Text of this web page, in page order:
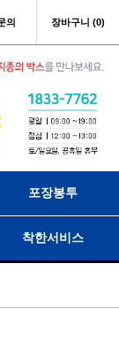
의 장바구니 (0)
포장봉투
착한서비스